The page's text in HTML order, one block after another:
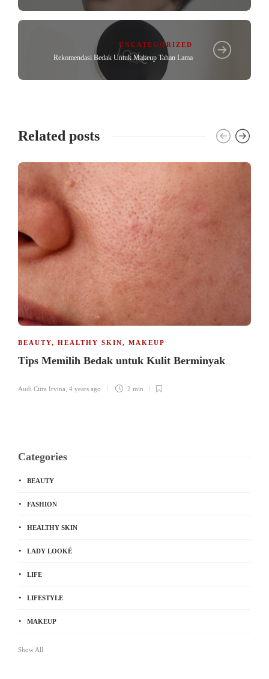
UNCATEGORIZED
Rekomendasi Bedak Untuk Makeup Tahan Lama
Related posts
BEAUTY, HEALTHY SKIN, MAKEUP
Tips Memilih Bedak untuk Kulit Berminyak
Audi Citra Irvina 4 years ago 2 min
Categories
BEAUTY
FASHION
HEALTHY SKIN
LADY LOOKÉ
LIFE
LIFESTYLE
MAKEUP
Show All